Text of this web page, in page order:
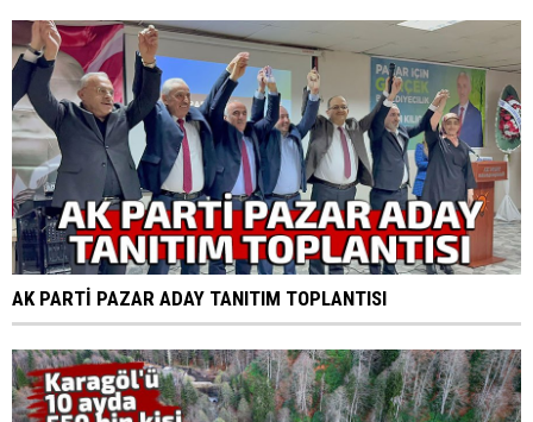
AK PARTİ PAZAR ADAY TANITIM TOPLANTISI